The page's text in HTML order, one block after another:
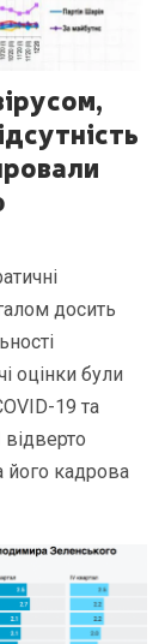
досить
оцінки були
19 та
його кадрова